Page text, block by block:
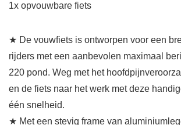
1x opvouwbare fiets
★ De vouwfiets is ontworpen voor een
rijders met een aanbevolen maximaal
220 pond. Weg met het
en de fiets naar het werk met deze
één snelheid.
★ Met een stevig frame van